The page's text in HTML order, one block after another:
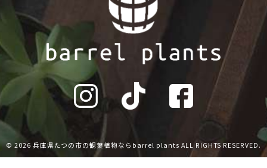
© 2026 兵庫県たつの市の観葉植物ならbarrel plants ALL RIGHTS RESERVED.